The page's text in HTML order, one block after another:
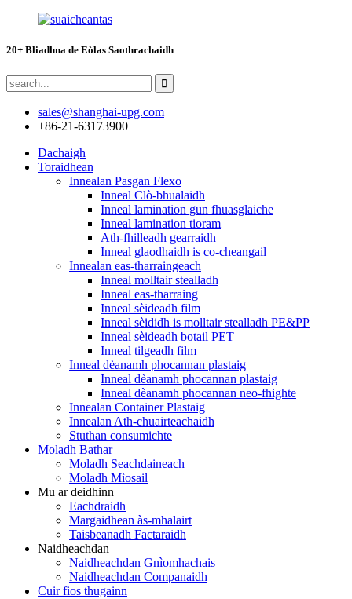
20+ Bliadhna de Eòlas Saothrachaidh
sales@shanghai-upg.com
+86-21-63173900
Dachaigh
Toraidhean
Innealan Pasgan Flexo
Inneal Clò-bhualaidh
Inneal lamination gun fhuasglaiche
Inneal lamination tioram
Ath-fhilleadh gearraidh
Inneal glaodhaidh is co-cheangail
Innealan eas-tharraingeach
Inneal molltair stealladh
Inneal eas-tharraing
Inneal sèideadh film
Inneal sèididh is molltair stealladh PE&PP
Inneal sèideadh botail PET
Inneal tilgeadh film
Inneal dèanamh phocannan plastaig
Inneal dèanamh phocannan plastaig
Inneal dèanamh phocannan neo-fhighte
Innealan Container Plastaig
Innealan Ath-chuairteachaidh
Stuthan consumichte
Moladh Bathar
Moladh Seachdaineach
Moladh Mìosail
Mu ar deidhinn
Eachdraidh
Margaidhean às-mhalairt
Taisbeanadh Factaraidh
Naidheachdan
Naidheachdan Gnìomhachais
Naidheachdan Companaidh
Cuir fios thugainn